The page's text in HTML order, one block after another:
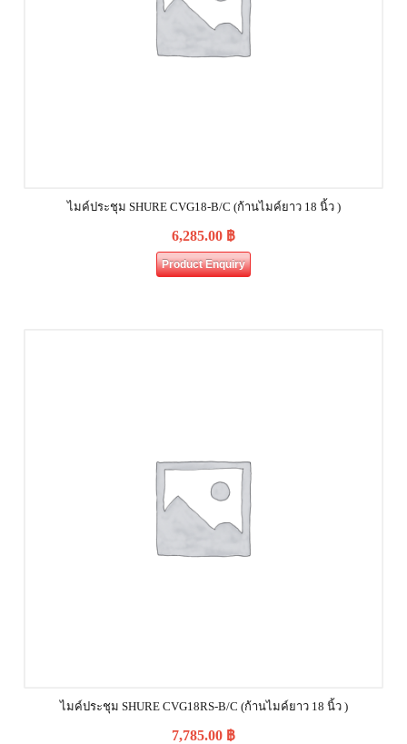
ไมค์ประชุม SHURE CVG18‐B/C (ก้านไมค์ยาว 18 นิ้ว )
6,285.00 ฿
Product Enquiry
ไมค์ประชุม SHURE CVG18RS-B/C (ก้านไมค์ยาว 18 นิ้ว )
7,785.00 ฿